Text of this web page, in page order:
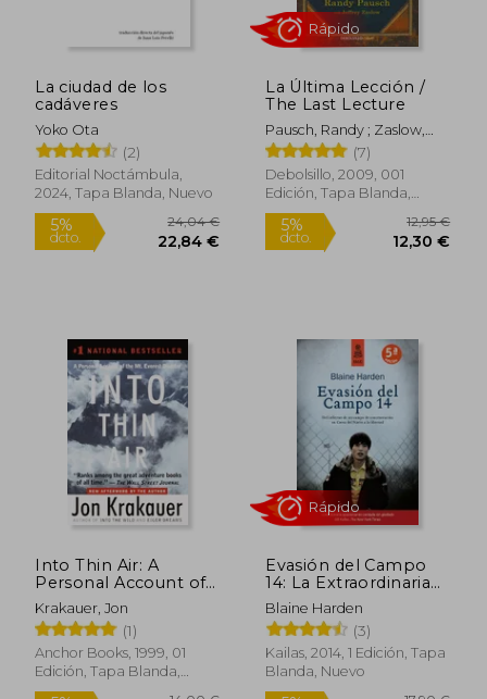
5%
dcto.
5%
dcto.
La ciudad de los
cadáveres
Yoko Ota
(2)
Editorial Noctámbula,
2024, Tapa Blanda, Nuevo
La Última Lección /
The Last Lecture
Pausch, Randy ; Zaslow,
Jeffrey
(7)
Debolsillo, 2009, 001
Edición, Tapa Blanda,
Nuevo
Into Thin Air: A
Personal Account of
the Mount Everest
Disaster (en Inglés)
Krakauer, Jon
(1)
Anchor Books, 1999, 01
Edición, Tapa Blanda,
Nuevo
Evasión del Campo
14: La Extraordinaria
Odisea de un
Hombre Desde Corea
del Norte a la
Libertad
Blaine Harden
(3)
Kailas, 2014, 1 Edición, Tapa
Blanda, Nuevo